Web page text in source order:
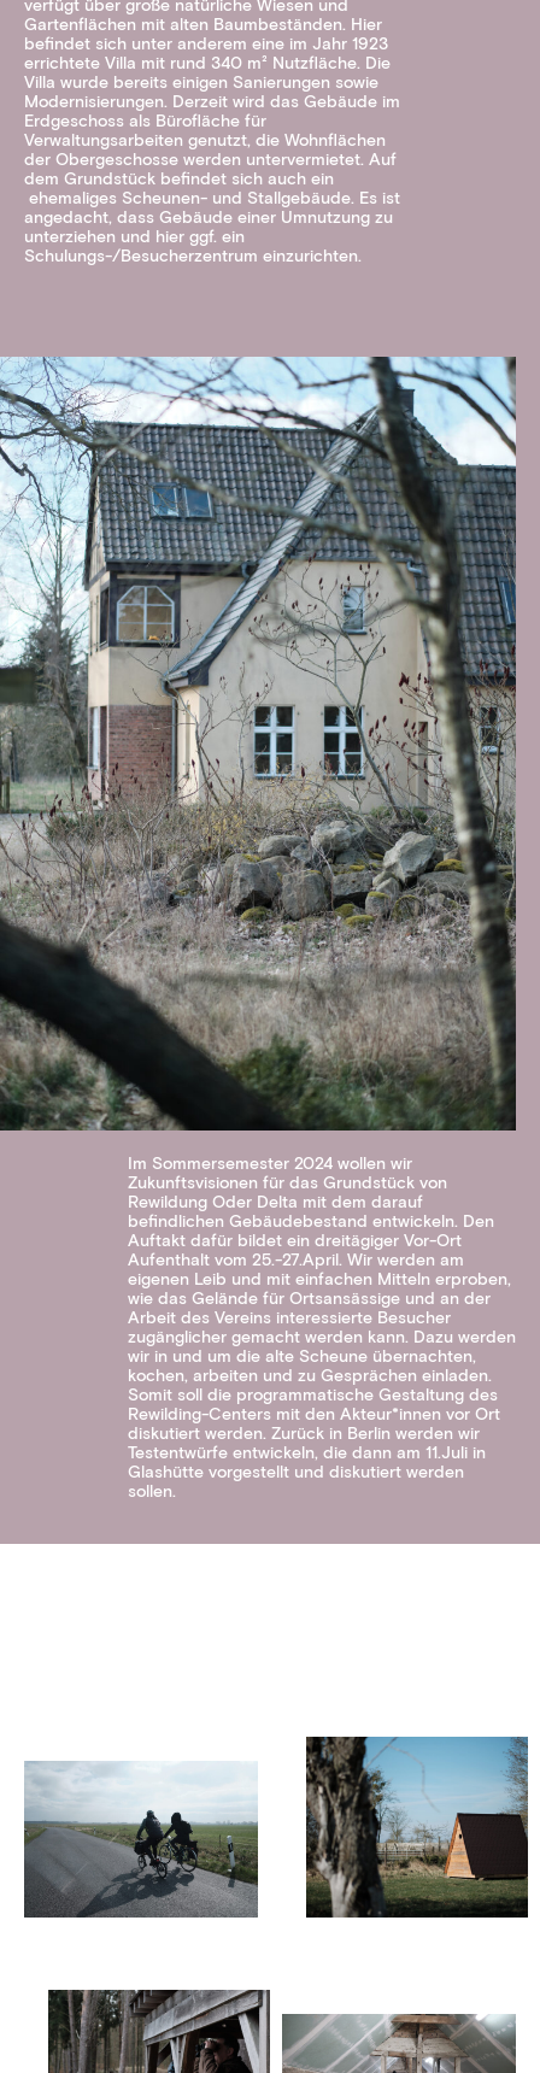
verfügt über große natürliche Wiesen und
Gartenflächen mit alten Baumbeständen. Hier
befindet sich unter anderem eine im Jahr 1923
errichtete Villa mit rund 340 m² Nutzfläche. Die
Villa wurde bereits einigen Sanierungen sowie
Modernisierungen. Derzeit wird das Gebäude im
Erdgeschoss als Bürofläche für
Verwaltungsarbeiten genutzt, die Wohnflächen
der Obergeschosse werden untervermietet. Auf
dem Grundstück befindet sich auch ein
ehemaliges Scheunen- und Stallgebäude. Es ist
angedacht, dass Gebäude einer Umnutzung zu
unterziehen und hier ggf. ein
Schulungs-/Besucherzentrum einzurichten.
Im Sommersemester 2024 wollen wir
Zukunftsvisionen für das Grundstück von
Rewildung Oder Delta mit dem darauf
befindlichen Gebäudebestand entwickeln. Den
Auftakt dafür bildet ein dreitägiger Vor-Ort
Aufenthalt vom 25.-27.April. Wir werden am
eigenen Leib und mit einfachen Mitteln erproben,
wie das Gelände für Ortsansässige und an der
Arbeit des Vereins interessierte Besucher
zugänglicher gemacht werden kann. Dazu werden
wir in und um die alte Scheune übernachten,
kochen, arbeiten und zu Gesprächen einladen.
Somit soll die programmatische Gestaltung des
Rewilding-Centers mit den Akteur*innen vor Ort
diskutiert werden. Zurück in Berlin werden wir
Testentwürfe entwickeln, die dann am 11.Juli in
Glashütte vorgestellt und diskutiert werden
sollen.